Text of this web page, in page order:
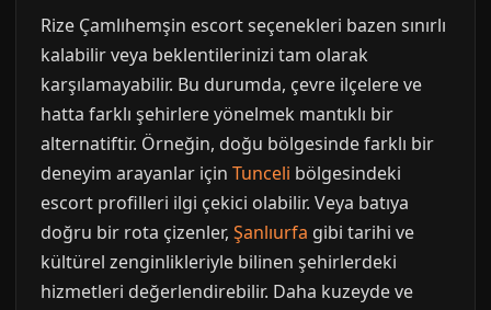
Rize Çamlıhemşin escort seçenekleri bazen sınırlı
kalabilir veya beklentilerinizi tam olarak
karşılamayabilir. Bu durumda, çevre ilçelere ve
hatta farklı şehirlere yönelmek mantıklı bir
alternatiftir. Örneğin, doğu bölgesinde farklı bir
deneyim arayanlar için Tunceli bölgesindeki
escort profilleri ilgi çekici olabilir. Veya batıya
doğru bir rota çizenler, Şanlıurfa gibi tarihi ve
kültürel zenginlikleriyle bilinen şehirlerdeki
hizmetleri değerlendirebilir. Daha kuzeyde ve